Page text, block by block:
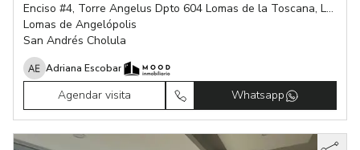
Enciso #4, Torre Angelus Dpto 604 Lomas de la Toscana, Lomas de Angelópolis, San Andrés Cholula Puebla
Lomas de Angelópolis
San Andrés Cholula
Adriana Escobar
Agendar visita Whatsapp